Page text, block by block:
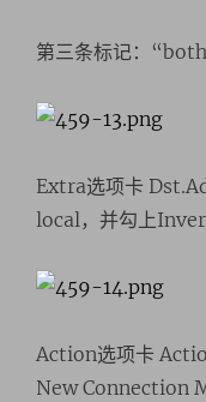
第三条标记：
Extra选项卡
local，并勾上
Action选项卡
New Connection